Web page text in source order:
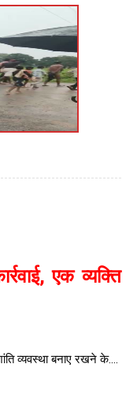
एक व्यक्ति
व्यवस्था बनाए रखने के....